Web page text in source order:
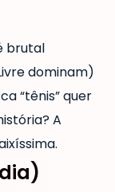
brutal
dominam)
“tênis” quer
A